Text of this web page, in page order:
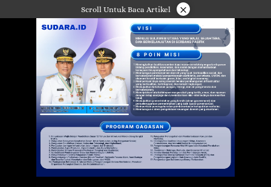
ke
Scroll Untuk Baca Artikel ×